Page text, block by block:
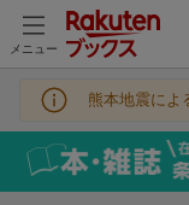
メニュー
熊本地震によ